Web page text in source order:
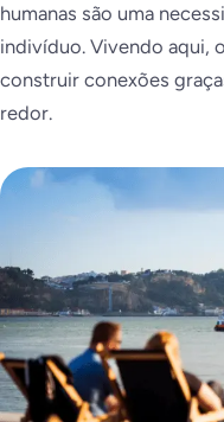
humanas são uma
indivíduo. Vivendo aqui,
construir conexões
redor.